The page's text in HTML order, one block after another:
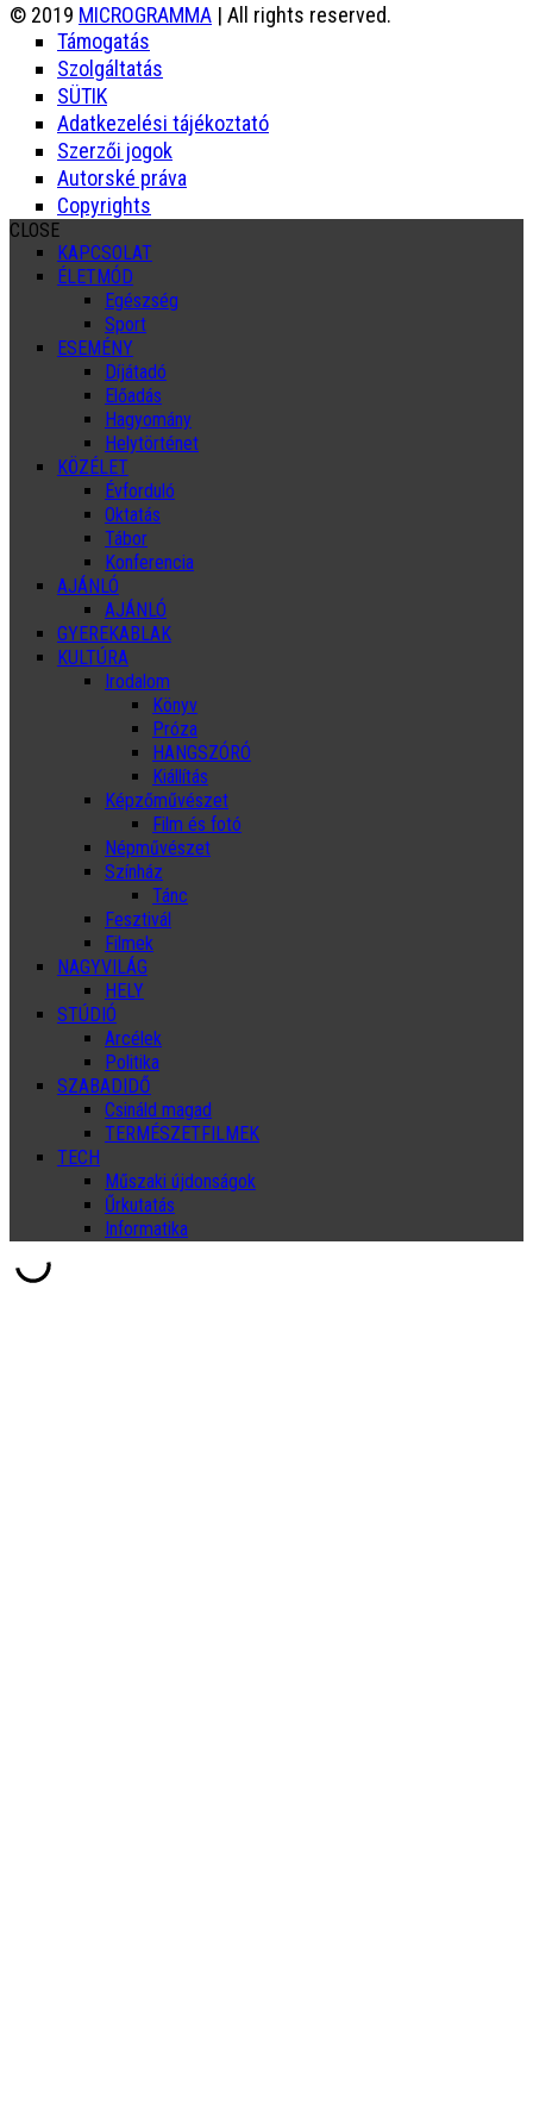
© 2019 MICROGRAMMA | All rights reserved.
Támogatás
Szolgáltatás
SÜTIK
Adatkezelési tájékoztató
Szerzői jogok
Autorské práva
Copyrights
CLOSE
KAPCSOLAT
ÉLETMÓD
Egészség
Sport
ESEMÉNY
Díjátadó
Előadás
Hagyomány
Helytörténet
KÖZÉLET
Évforduló
Oktatás
Tábor
Konferencia
AJÁNLÓ
AJÁNLÓ
GYEREKABLAK
KULTÚRA
Irodalom
Könyv
Próza
HANGSZÓRÓ
Kiállítás
Képzőművészet
Film és fotó
Népművészet
Színház
Tánc
Fesztivál
Filmek
NAGYVILÁG
HELY
STÚDIÓ
Arcélek
Politika
SZABADIDŐ
Csináld magad
TERMÉSZETFILMEK
TECH
Műszaki újdonságok
Űrkutatás
Informatika